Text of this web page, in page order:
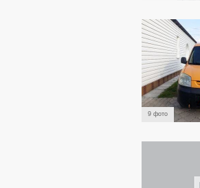
9 фото